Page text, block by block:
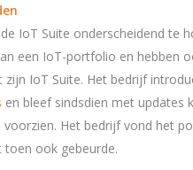
IoT Suite onderscheidend te
een IoT-portfolio en hebben
IoT Suite. Het bedrijf
en bleef sindsdien met
Het bedrijf vond het
toen ook gebeurde.